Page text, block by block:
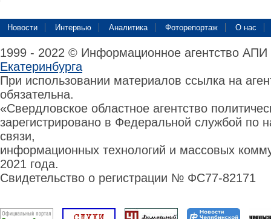
Новости Интервью Аналитика Фоторепортаж О нас
1999 - 2022 © Информационное агентство
Екатеринбурга
При использовании материалов ссылка на
обязательна.
«Свердловское областное агентство
зарегистрировано в Федеральной службой по
связи,
информационных технологий и массовых
2021 года.
Свидетельство о регистрации № ФС77-82171